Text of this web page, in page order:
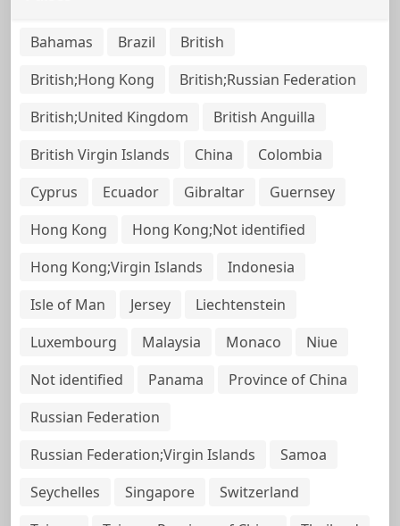
Bahamas Brazil
British
British;Hong Kong
British;Russian Federation
British;United Kingdom
British Anguilla
British Virgin Islands
China
Colombia
Cyprus
Ecuador Gibraltar
Guernsey
Hong Kong
Hong Kong;Not identified
Hong Kong;Virgin Islands
Indonesia
Isle of Man
Jersey
Liechtenstein
Luxembourg
Malaysia Monaco
Niue
Not identified
Panama
Province of China
Russian Federation
Russian Federation;Virgin Islands
Samoa
Seychelles
Singapore
Switzerland